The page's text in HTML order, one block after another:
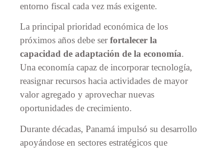
entorno fiscal cada vez más exigente.
La principal prioridad económica de los
próximos años debe serfortalecer la
capacidad de adaptación de la economía.
Una economía capaz de incorporar tecnología,
reasignar recursos hacia actividades de mayor
valor agregado y aprovechar nuevas
oportunidades de crecimiento.
Durante décadas, Panamá impulsó su desarrollo
apoyándose en sectores estratégicos que